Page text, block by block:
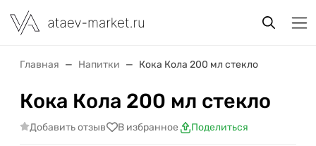
Главная Напитки Кока Кола 200 мл стекло
Кока Кола 200 мл стекло
Добавить отзыв В избранное Поделиться